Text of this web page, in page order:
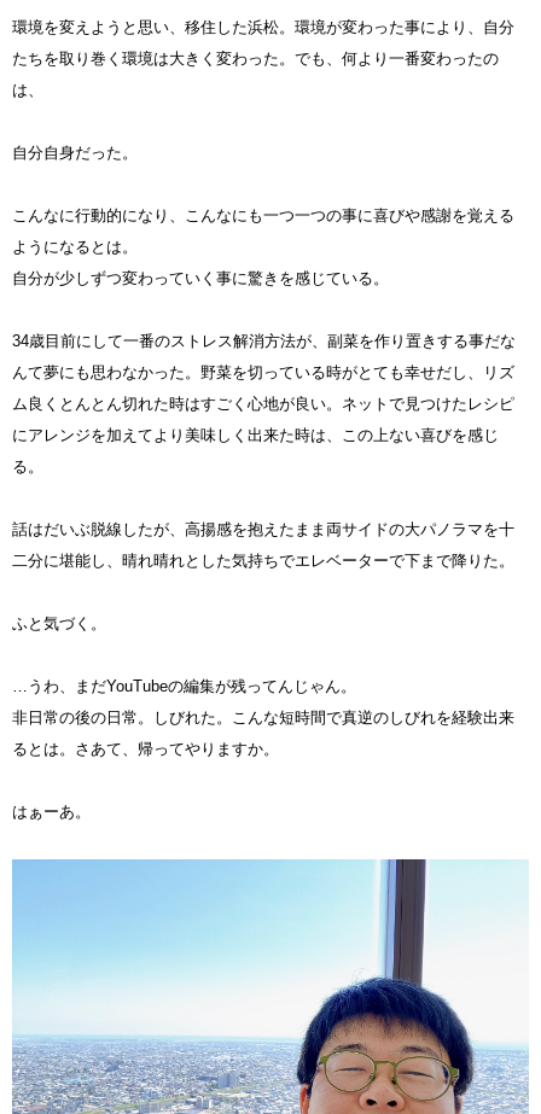
環境を変えようと思い、移住した浜松。環境が変わった事により、自分
たちを取り巻く環境は大きく変わった。でも、何より一番変わったの
は、
自分自身だった。
こんなに行動的になり、こんなにも一つ一つの事に喜びや感謝を覚える
ようになるとは。
自分が少しずつ変わっていく事に驚きを感じている。
34歳目前にして一番のストレス解消方法が、副菜を作り置きする事だな
んて夢にも思わなかった。野菜を切っている時がとても幸せだし、リズ
ム良くとんとん切れた時はすごく心地が良い。ネットで見つけたレシピ
にアレンジを加えてより美味しく出来た時は、この上ない喜びを感じ
る。
話はだいぶ脱線したが、高揚感を抱えたまま両サイドの大パノラマを十
二分に堪能し、晴れ晴れとした気持ちでエレベーターで下まで降りた。
ふと気づく。
…うわ、まだYouTubeの編集が残ってんじゃん。
非日常の後の日常。しびれた。こんな短時間で真逆のしびれを経験出来
るとは。さあて、帰ってやりますか。
はぁーあ。